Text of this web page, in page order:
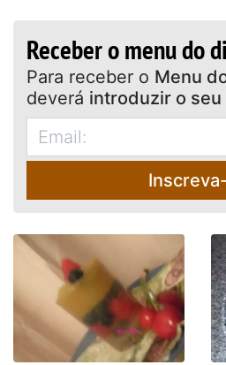
Receber o menu do
Para receber o Menu
deverá introduzir o seu